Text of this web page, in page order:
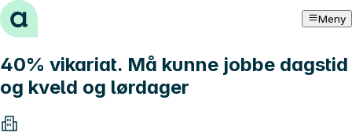
Hopp til innhold Meny
40% vikariat. Må kunne jobbe dagstid
og kveld og lørdager